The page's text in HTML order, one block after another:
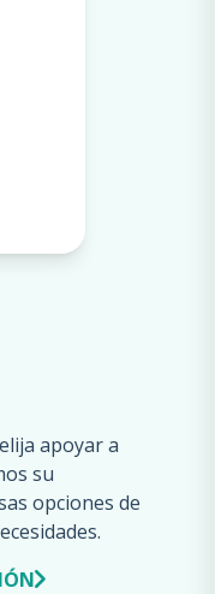
apoyar a
su
opciones de